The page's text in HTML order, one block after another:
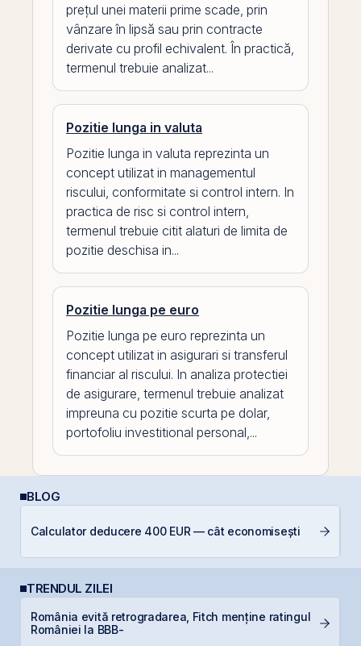
prețul unei materii prime scade, prin
vânzare în lipsă sau prin contracte
derivate cu profil echivalent. În practică,
termenul trebuie analizat...
Pozitie lunga in valuta
Pozitie lunga in valuta reprezinta un
concept utilizat in managementul
riscului, conformitate si control intern. In
practica de risc si control intern,
termenul trebuie citit alaturi de limita de
pozitie deschisa in...
Pozitie lunga pe euro
Pozitie lunga pe euro reprezinta un
concept utilizat in asigurari si transferul
financiar al riscului. In analiza protectiei
de asigurare, termenul trebuie analizat
impreuna cu pozitie scurta pe dolar,
portofoliu investitional personal,...
BLOG
Calculator deducere 400 EUR — cât economisești
TRENDUL ZILEI
România evită retrogradarea, Fitch menține ratingul
României la BBB-